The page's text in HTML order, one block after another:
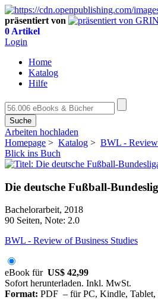
präsentiert von
0 Artikel
Login
Home
Katalog
Hilfe
Suche
Arbeiten hochladen
Homepage > Katalog > BWL - Review
Blick ins Buch
Die deutsche Fußball-
Bachelorarbeit, 2018
90 Seiten, Note: 2.0
BWL - Review of Business Studies
eBook für US$ 42,99
Sofort herunterladen. Inkl. MwSt.
Format: PDF – für PC, Kindle,